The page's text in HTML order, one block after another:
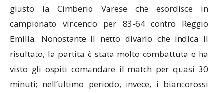
giusto la Cimberio Varese che esordisce in
campionato vincendo per 83-64 contro Reggio
Emilia. Nonostante il netto divario che indica il
risultato, la partita è stata molto combattuta e ha
visto gli ospiti comandare il match per quasi 30
minuti; nell’ultimo periodo, invece, i biancorossi